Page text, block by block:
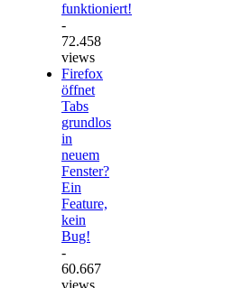
funktioniert!
-
72.458
views
Firefox
öffnet
Tabs
grundlos
in
neuem
Fenster?
Ein
Feature,
kein
Bug!
-
60.667
views